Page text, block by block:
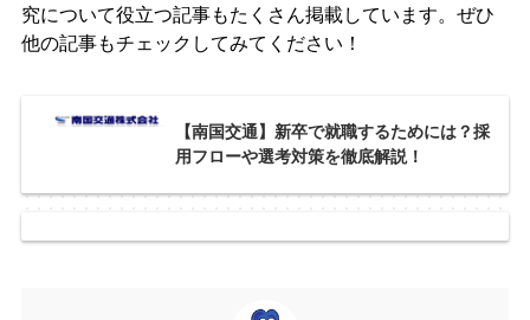
究について役立つ記事もたくさん掲載しています。ぜひ
他の記事もチェックしてみてください！
【南国交通】新卒で就職するためには？採
用フローや選考対策を徹底解説！